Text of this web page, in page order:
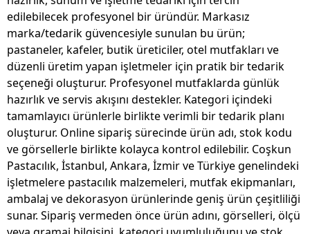
edilebilecek profesyonel bir üründür. Markasız
marka/tedarik güvencesiyle sunulan bu ürün;
pastaneler, kafeler, butik üreticiler, otel mutfakları ve
düzenli üretim yapan işletmeler için pratik bir tedarik
seçeneği oluşturur. Profesyonel mutfaklarda günlük
hazırlık ve servis akışını destekler. Kategori içindeki
tamamlayıcı ürünlerle birlikte verimli bir tedarik planı
oluşturur. Online sipariş sürecinde ürün adı, stok kodu
ve görsellerle birlikte kolayca kontrol edilebilir. Coşkun
Pastacılık, İstanbul, Ankara, İzmir ve Türkiye genelindeki
işletmelere pastacılık malzemeleri, mutfak ekipmanları,
ambalaj ve dekorasyon ürünlerinde geniş ürün çeşitliliği
sunar. Sipariş vermeden önce ürün adını, görselleri, ölçü